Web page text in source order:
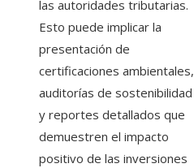
las autoridades tributarias.
Esto puede implicar la
presentación de
certificaciones ambientales,
auditorías de sostenibilidad
y reportes detallados que
demuestren el impacto
positivo de las inversiones